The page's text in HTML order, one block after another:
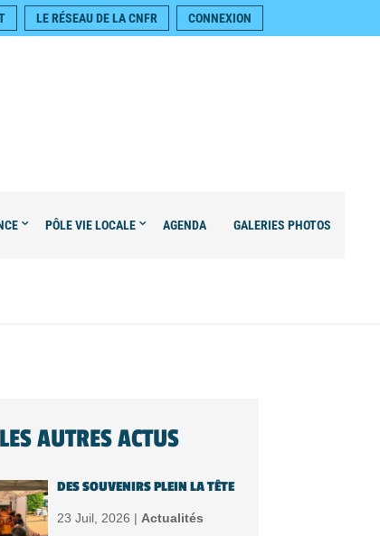
LE RÉSEAU DE LA CNFR CONNEXION
PÔLE VIE LOCALE AGENDA GALERIES PHOTOS
LES AUTRES ACTUS
DES SOUVENIRS PLEIN LA TÊTE
23 Juil, 2026 | Actualités